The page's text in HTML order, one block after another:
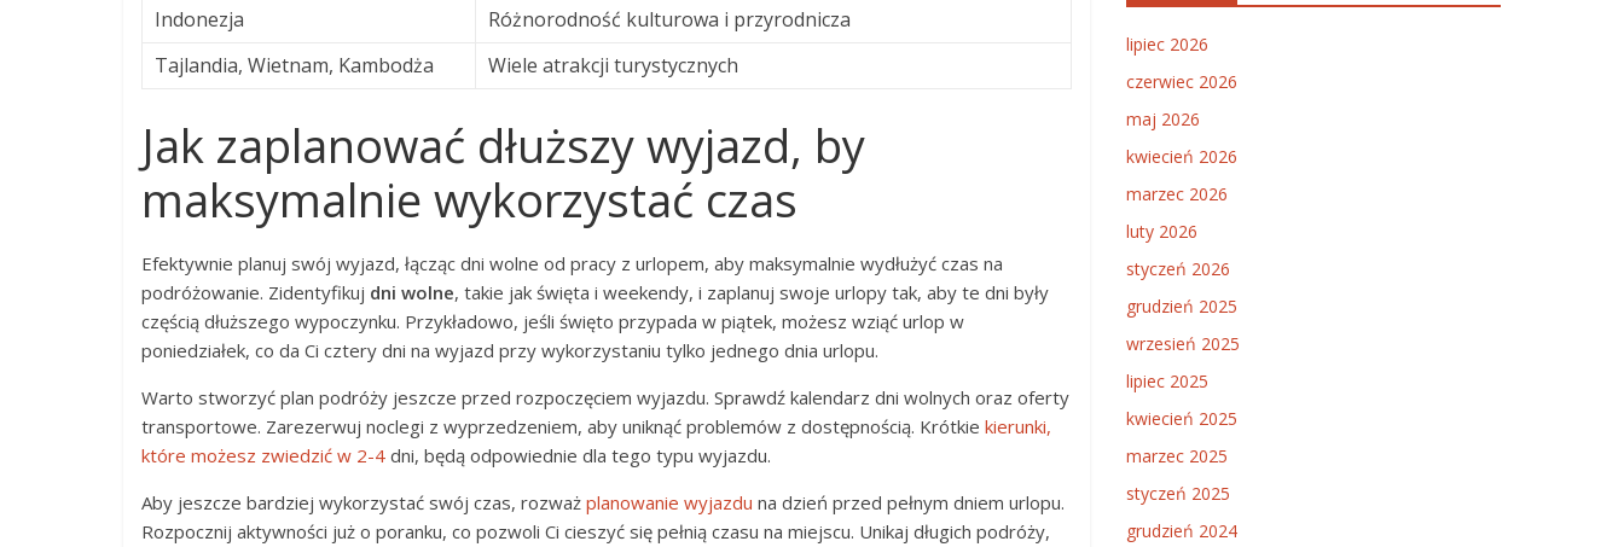
Indonezja
Różnorodność kulturowa i przyrodnicza
Tajlandia, Wietnam, Kambodża
Wiele atrakcji turystycznych
Jak zaplanować dłuższy wyjazd, by
maksymalnie wykorzystać czas
Efektywnie planuj swój wyjazd, łącząc dni wolne od pracy z urlopem, aby maksymalnie wydłużyć czas na
podróżowanie. Zidentyfikuj dni wolne, takie jak święta i weekendy, i zaplanuj swoje urlopy tak, aby te dni były
częścią dłuższego wypoczynku. Przykładowo, jeśli święto przypada w piątek, możesz wziąć urlop w
poniedziałek, co da Ci cztery dni na wyjazd przy wykorzystaniu tylko jednego dnia urlopu.
Warto stworzyć plan podróży jeszcze przed rozpoczęciem wyjazdu. Sprawdź kalendarz dni wolnych oraz oferty
transportowe. Zarezerwuj noclegi z wyprzedzeniem, aby uniknąć problemów z dostępnością. Krótkie kierunki,
które możesz zwiedzić w 2-4 dni, będą odpowiednie dla tego typu wyjazdu.
Aby jeszcze bardziej wykorzystać swój czas, rozważ planowanie wyjazdu na dzień przed pełnym dniem urlopu.
Rozpocznij aktywności już o poranku, co pozwoli Ci cieszyć się pełnią czasu na miejscu. Unikaj długich podróży,
lipiec 2026
czerwiec 2026
maj 2026
kwiecień 2026
marzec 2026
luty 2026
styczeń 2026
grudzień 2025
wrzesień 2025
lipiec 2025
kwiecień 2025
marzec 2025
styczeń 2025
grudzień 2024